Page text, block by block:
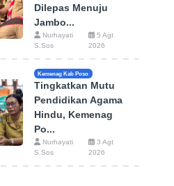
Dilepas Menuju
Jambo...
Nurhayati
S.Sos
5 Agt
2026
Kemenag Kab Poso
Tingkatkan Mutu
Pendidikan Agama
Hindu, Kemenag
Po...
Nurhayati
S.Sos
3 Agt
2026